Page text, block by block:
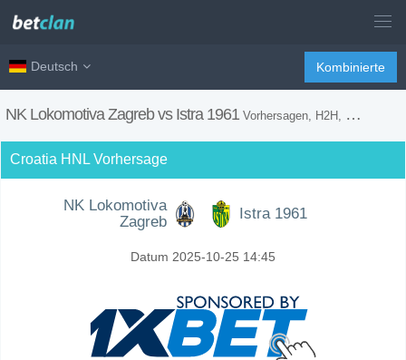
Deutsch Kombinierte
NK Lokomotiva Zagreb vs Istra 1961 Vorhersagen, H2H, Wetten Tipps und Spiel Vorschau
Croatia HNL Vorhersage
NK Lokomotiva
Zagreb
Istra 1961
Datum 2025-10-25 14:45